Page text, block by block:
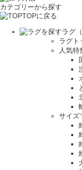
カテゴリーから探す
TOPに戻る
ラグ
ラグト
人気特
サイズ